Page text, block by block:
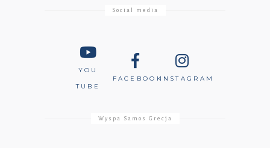
Social media
YOU
TUBE
FACEBOOKINSTAGRAM
Wyspa Samos Grecja